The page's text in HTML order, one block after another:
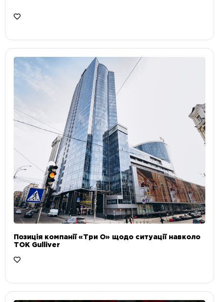
Позиція компанії «Три О» щодо ситуації навколо
ТОК Gulliver